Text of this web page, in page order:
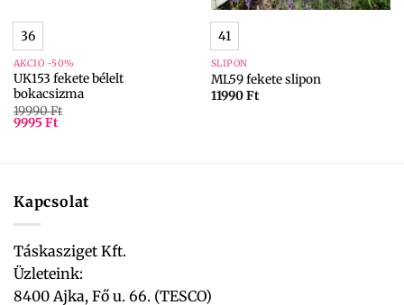
36
AKCIÓ -50%
UK153 fekete bélelt
bokacsizma
19990Ft
9995Ft
41
SLIPON
ML59 fekete slipon
11990Ft
Kapcsolat
Táskasziget Kft.
Üzleteink:
8400 Ajka, Fő u. 66. (TESCO)